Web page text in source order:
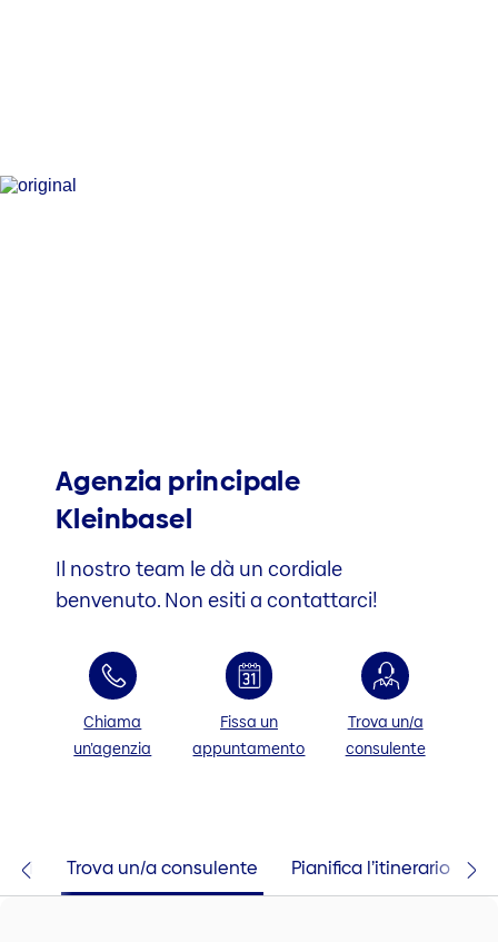
Agenzia principale
Kleinbasel
Il nostro team le dà un cordiale
benvenuto. Non esiti a contattarci!
Chiama
un’agenzia
Fissa un
appuntamento
Trova un/a
consulente
Trova un/a consulente Pianifica l’itinerario